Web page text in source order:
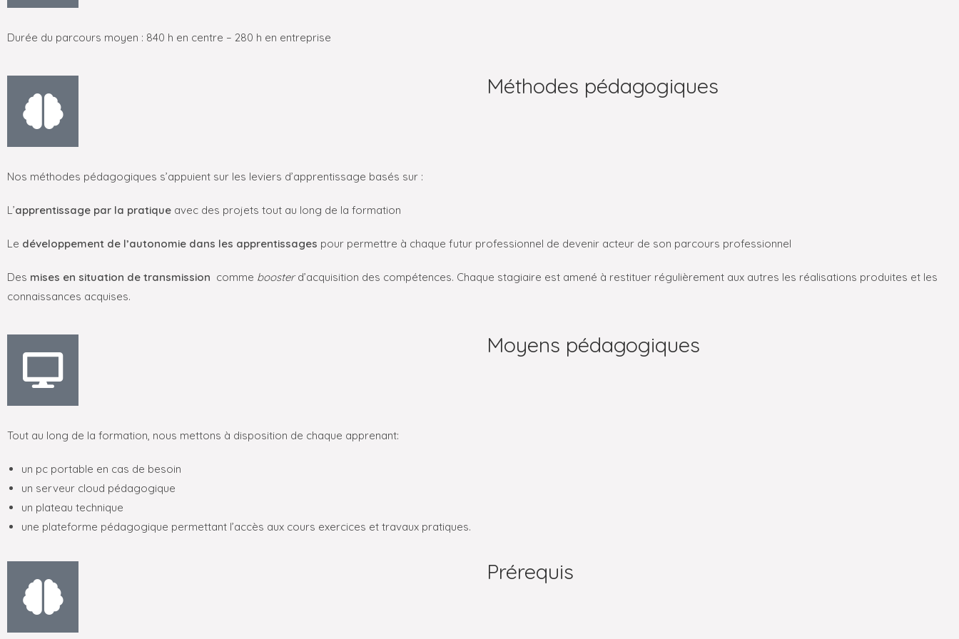
Durée du parcours moyen : 840 h en centre – 280 h en entreprise
Méthodes pédagogiques
Nos méthodes pédagogiques s’appuient sur les leviers d’apprentissage basés sur :
L’apprentissage par la pratique avec des projets tout au long de la formation
Le développement de l’autonomie dans les apprentissages pour permettre à chaque futur professionnel de devenir acteur de son parcours professionnel
Des mises en situation de transmission comme boosterd’acquisition des compétences. Chaque stagiaire est amené à restituer régulièrement aux autres les réalisations produites et les
connaissances acquises.
Moyens pédagogiques
Tout au long de la formation, nous mettons à disposition de chaque apprenant:
un pc portable en cas de besoin
un serveur cloud pédagogique
un plateau technique
une plateforme pédagogique permettant l’accès aux cours exercices et travaux pratiques.
Prérequis